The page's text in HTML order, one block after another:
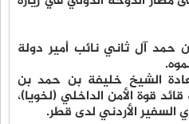
حمد آل ثاني نائب أمير دولة
الشيخ خليفة بن حمد بن
قوة الأمن الداخلي (لخويا)،
السفير الأردني لدى قطر.